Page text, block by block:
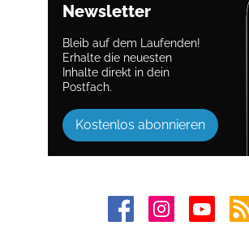
Newsletter
Bleib auf dem Laufenden!
Erhalte die neuesten
Inhalte direkt in dein
Postfach.
Kostenlos abonnieren